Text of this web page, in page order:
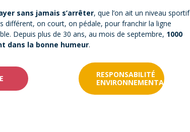
sans jamais s’arrêter, que l’on ait un niveau sportif
différent, on court, on pédale, pour franchir la ligne
Depuis plus de 30 ans, au mois de septembre, 1000
dans la bonne humeur.
RESPONSABILITÉ
ENVIRONNEMENTALE